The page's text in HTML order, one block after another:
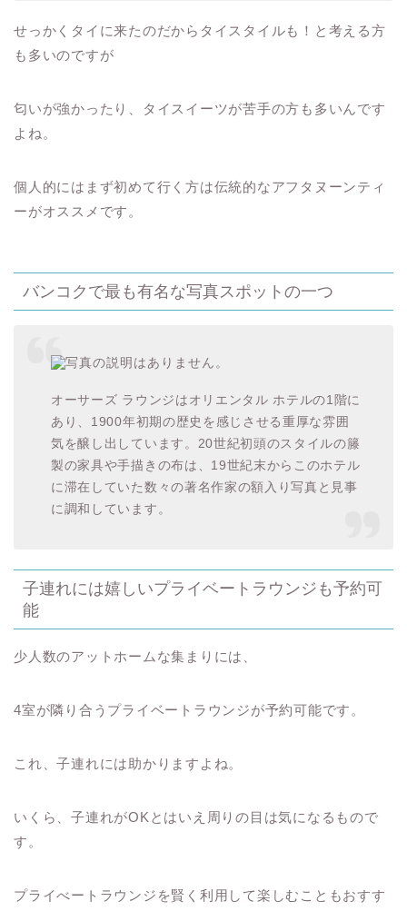
せっかくタイに来たのだからタイスタイルも！と考える方
も多いのですが
匂いが強かったり、タイスイーツが苦手の方も多いんです
よね。
個人的にはまず初めて行く方は伝統的なアフタヌーンティ
ーがオススメです。
バンコクで最も有名な写真スポットの一つ
オーサーズ ラウンジはオリエンタル ホテルの1階に
あり、1900年初期の歴史を感じさせる重厚な雰囲
気を醸し出しています。20世紀初頭のスタイルの籐
製の家具や手描きの布は、19世紀末からこのホテル
に滞在していた数々の著名作家の額入り写真と見事
に調和しています。
子連れには嬉しいプライベートラウンジも予約可
能
少人数のアットホームな集まりには、
4室が隣り合うプライベートラウンジが予約可能です。
これ、子連れには助かりますよね。
いくら、子連れがOKとはいえ周りの目は気になるもので
す。
プライべートラウンジを賢く利用して楽しむこともおすす